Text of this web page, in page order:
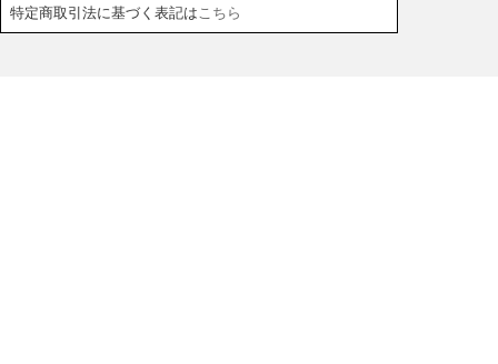
特定商取引法に基づく表記はこちら